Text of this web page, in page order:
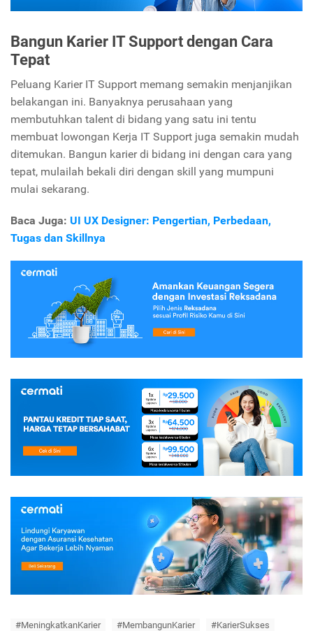
Bangun Karier IT Supportdengan Cara
Tepat
Peluang Karier IT Support memang semakin menjanjikan
belakangan ini. Banyaknya perusahaan yang
membutuhkan talent di bidang yang satu ini tentu
membuat lowongan Kerja IT Support juga semakin mudah
ditemukan. Bangun karier di bidang ini dengan cara yang
tepat, mulailah bekali diri dengan skill yang mumpuni
mulai sekarang.
Baca Juga: UI UX Designer: Pengertian, Perbedaan,
Tugas dan Skillnya
#MeningkatkanKarier #MembangunKarier #KarierSukses